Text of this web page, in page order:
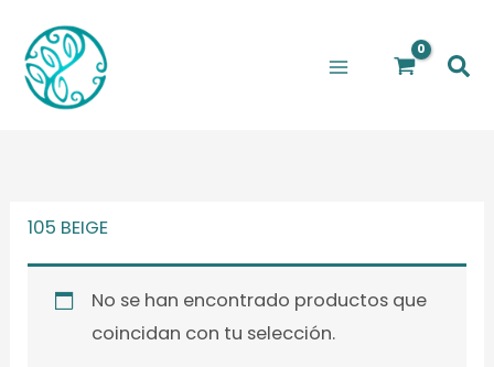
contenido
105 BEIGE
No se han encontrado productos que
coincidan con tu selección.